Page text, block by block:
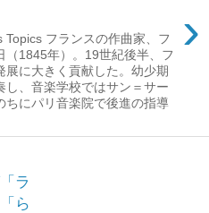
›
フランスの作曲家、フ
（1845年）。19世紀後半、フ
展に大きく貢献した。幼少期
し、音楽学校ではサン＝サー
ちにパリ音楽院で後進の指導
ラ
ら